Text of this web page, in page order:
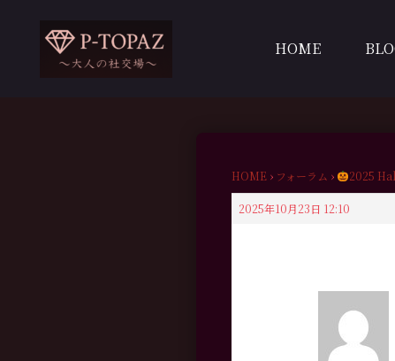
HOME
HOME › フォーラム › 2025
2025年10月23日 12:10